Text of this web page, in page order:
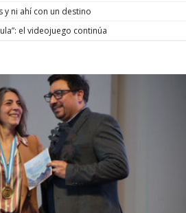
y ni ahí con un destino
el videojuego continúa